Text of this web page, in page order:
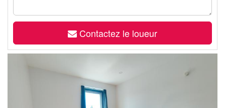
Contactez le loueur